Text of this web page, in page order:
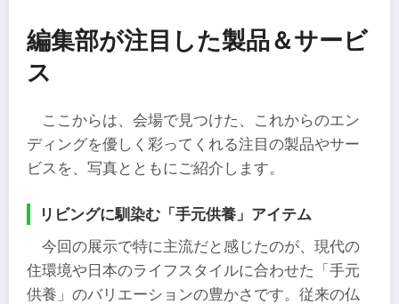
編集部が注目した製品＆サービ
ス
ここからは、会場で見つけた、これからのエン
ディングを優しく彩ってくれる注目の製品やサー
ビスを、写真とともにご紹介します。
リビングに馴染む「手元供養」アイテム
今回の展示で特に主流だと感じたのが、現代の
住環境や日本のライフスタイルに合わせた「手元
供養」のバリエーションの豊かさです。従来の仏